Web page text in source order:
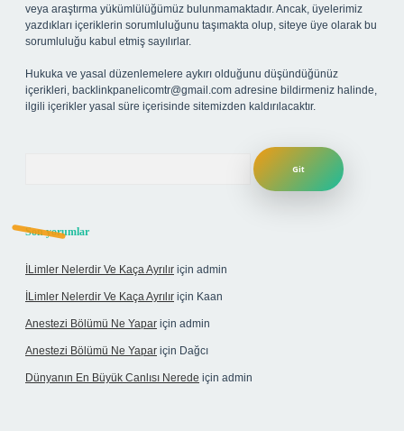
veya araştırma yükümlülüğümüz bulunmamaktadır. Ancak, üyelerimiz
yazdıkları içeriklerin sorumluluğunu taşımakta olup, siteye üye olarak bu
sorumluluğu kabul etmiş sayılırlar.
Hukuka ve yasal düzenlemelere aykırı olduğunu düşündüğünüz
içerikleri, backlinkpanelicomtr@gmail.com adresine bildirmeniz halinde,
ilgili içerikler yasal süre içerisinde sitemizden kaldırılacaktır.
Son yorumlar
İLimler Nelerdir Ve Kaça Ayrılır için admin
İLimler Nelerdir Ve Kaça Ayrılır için Kaan
Anestezi Bölümü Ne Yapar için admin
Anestezi Bölümü Ne Yapar için Dağcı
Dünyanın En Büyük Canlısı Nerede için admin